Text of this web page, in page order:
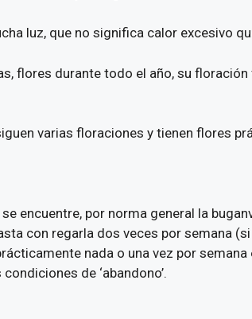
luz, que no significa calor excesivo
flores durante todo el año, su
varias floraciones y tienen flores
encuentre, por norma general la
con regarla dos veces por semana
nada o una vez por semana
de ‘abandono’.